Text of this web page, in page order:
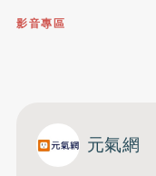
影音專區
元氣網